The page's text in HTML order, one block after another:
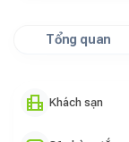
Tổng quan
Khách sạn